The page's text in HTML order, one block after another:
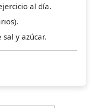
al día.
y azúcar.